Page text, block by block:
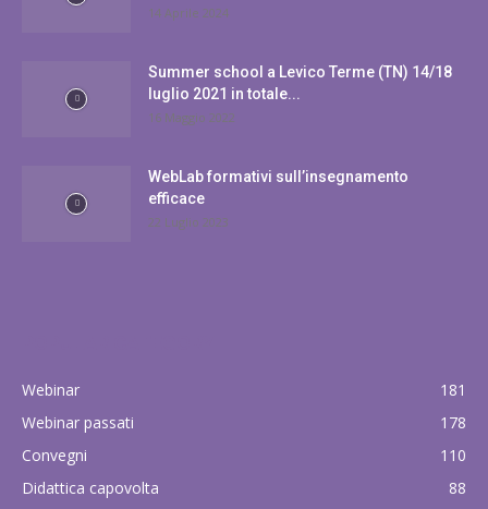
14 Aprile 2024
Summer school a Levico Terme (TN) 14/18
luglio 2021 in totale...
16 Maggio 2022
WebLab formativi sull’insegnamento
efficace
22 Luglio 2023
Webinar
181
Webinar passati
178
Convegni
110
Didattica capovolta
88